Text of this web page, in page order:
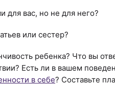
для вас, но не для него?
или сестер?
ребенка? Что вы
Есть ли в вашем
в себе? Составьте